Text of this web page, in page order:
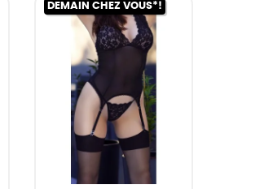
DEMAIN CHEZ VOUS*!